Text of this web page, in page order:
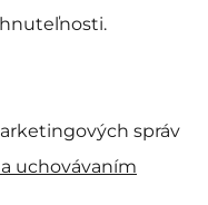
správ
uchovávaním